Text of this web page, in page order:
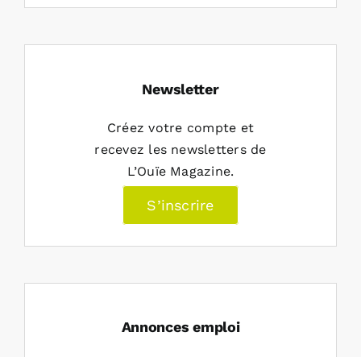
Newsletter
Créez votre compte et
recevez les newsletters de
L’Ouïe Magazine.
S’inscrire
Annonces emploi